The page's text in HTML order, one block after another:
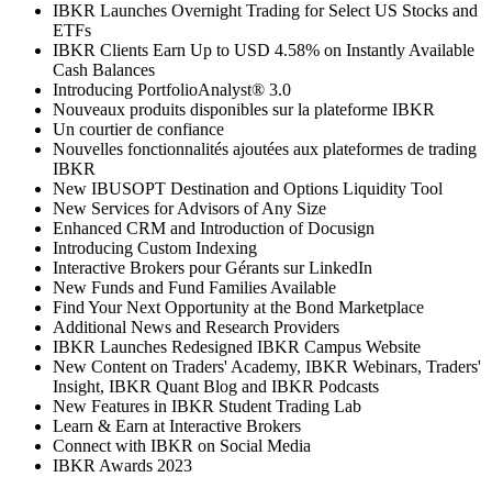
IBKR Launches Overnight Trading for Select US Stocks and
ETFs
IBKR Clients Earn Up to USD 4.58% on Instantly Available
Cash Balances
Introducing PortfolioAnalyst® 3.0
Nouveaux produits disponibles sur la plateforme IBKR
Un courtier de confiance
Nouvelles fonctionnalités ajoutées aux plateformes de trading
IBKR
New IBUSOPT Destination and Options Liquidity Tool
New Services for Advisors of Any Size
Enhanced CRM and Introduction of Docusign
Introducing Custom Indexing
Interactive Brokers pour Gérants sur LinkedIn
New Funds and Fund Families Available
Find Your Next Opportunity at the Bond Marketplace
Additional News and Research Providers
IBKR Launches Redesigned IBKR Campus Website
New Content on Traders' Academy, IBKR Webinars, Traders'
Insight, IBKR Quant Blog and IBKR Podcasts
New Features in IBKR Student Trading Lab
Learn & Earn at Interactive Brokers
Connect with IBKR on Social Media
IBKR Awards 2023